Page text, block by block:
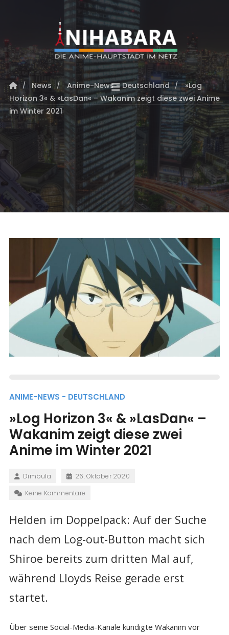
News Anime-News - Deutschland
»Log
Horizon 3« & »LasDan« – Wakanim zeigt diese zwei Anime
im Winter 2021
ANIME-NEWS - DEUTSCHLAND
»Log Horizon 3« & »LasDan« –
Wakanim zeigt diese zwei
Anime im Winter 2021
Dimbula
26. Oktober 2020
Keine Kommentare
Helden im Doppelpack: Auf der Suche
nach dem Log-out-Button macht sich
Shiroe bereits zum dritten Mal auf,
während Lloyds Reise gerade erst
startet.
Über seine Social-Media-Kanäle kündigte Wakanim vor